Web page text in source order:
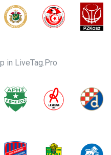
in LiveTag.Pro